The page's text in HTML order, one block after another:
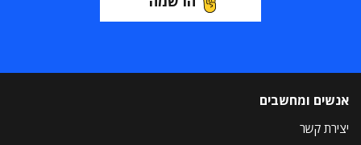
אנשים ומחשבים
יצירת קשר